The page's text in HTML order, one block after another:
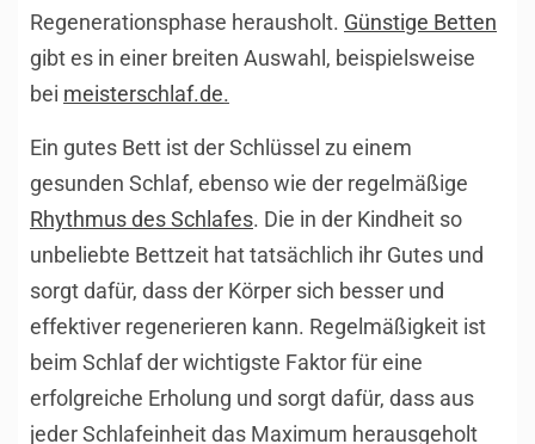
Regenerationsphase herausholt. Günstige Betten
gibt es in einer breiten Auswahl, beispielsweise
bei meisterschlaf.de.
Ein gutes Bett ist der Schlüssel zu einem
gesunden Schlaf, ebenso wie der regelmäßige
Rhythmus des Schlafes. Die in der Kindheit so
unbeliebte Bettzeit hat tatsächlich ihr Gutes und
sorgt dafür, dass der Körper sich besser und
effektiver regenerieren kann. Regelmäßigkeit ist
beim Schlaf der wichtigste Faktor für eine
erfolgreiche Erholung und sorgt dafür, dass aus
jeder Schlafeinheit das Maximum herausgeholt